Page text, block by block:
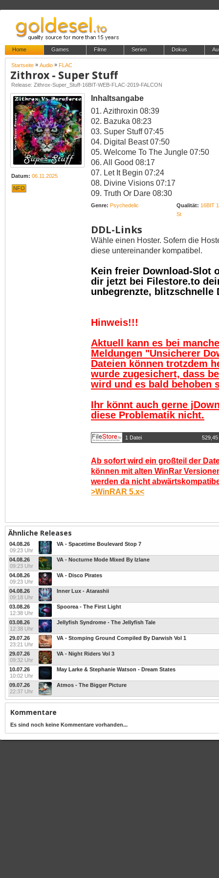
Home Games Filme Serien Dokus
Startseite » Audio » FLAC
Zithrox - Super Stuff
Release: Zithrox-Super_Stuff-16BIT-WEB-FLAC-2019-FALCON
Datum: 06.11.2025
NFO
Inhaltsangabe
01. Azithroxin 08:39
02. Bazuka 08:23
03. Super Stuff 07:45
04. Digital Beast 07:50
05. Welcome To The Jungle 07:50
06. All Good 08:17
07. Let It Begin 07:24
08. Divine Visions 07:17
09. Truth Or Dare 08:30
Genre: Psychedelic Qualität: 16BIT
St
DDL-Links
Wähle einen Hoster. Sofern die
diese untereinander kompatibel.
Kein freier Download-Slot
dir jetzt bei Filestore.to
unbegrenzte, blitzschnelle
Hinweis!!!
Aktuell kann es bei
Meldungen "Unsicherer
Dateien können trotzdem
wurde zugesichert, dass
wird und es bald behoben
Ihr könnt auch gerne
diese Problematik nicht.
1 Datei 529,45
Ab sofort wird ein großteil der
können mit alten WinRar
werden da nicht
>WinRAR 5.x<
Ähnliche Releases
04.08.26
09:23 Uhr
VA - Spacetime Boulevard Stop 7
04.08.26
09:23 Uhr
VA - Nocturne Mode Mixed By Izlane
04.08.26
09:23 Uhr
VA - Disco Pirates
04.08.26
09:18 Uhr
Inner Lux - Atarashii
03.08.26
12:38 Uhr
Spoorea - The First Light
03.08.26
12:38 Uhr
Jellyfish Syndrome - The Jellyfish Tale
29.07.26
23:21 Uhr
VA - Stomping Ground Compiled By Darwish Vol 1
29.07.26
09:32 Uhr
VA - Night Riders Vol 3
10.07.26
10:02 Uhr
May Larke & Stephanie Watson - Dream States
09.07.26
22:37 Uhr
Atmos - The Bigger Picture
Kommentare
Es sind noch keine Kommentare vorhanden...